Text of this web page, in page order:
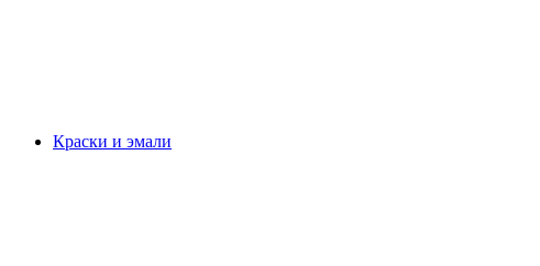
Краски и эмали